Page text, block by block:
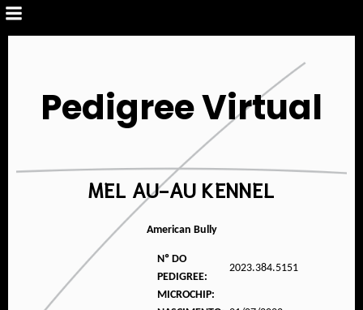
Pedigree Virtual
MEL AU-AU KENNEL
American Bully
Nº DO
PEDIGREE:
2023.384.5151
MICROCHIP: